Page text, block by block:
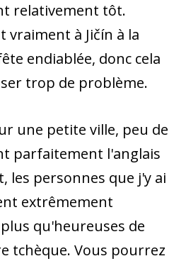
relativement tôt.
vraiment à Jičín à la
endiablée, donc cela
trop de problème.
une petite ville, peu de
parfaitement l'anglais
les personnes que j'y ai
extrêmement
qu'heureuses de
tchèque. Vous pourrez